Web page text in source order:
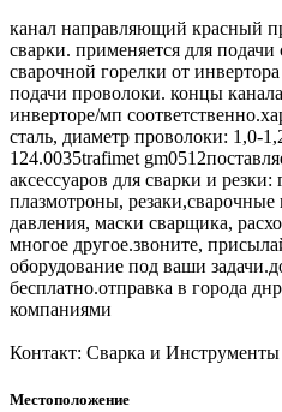
канал направляющий красный
сварки. применяется для
сварочной горелки от
подачи проволоки. концы
инверторе/мп
сталь, диаметр проволоки: 1,0-
124.0035trafimet
аксессуаров для сварки и
плазмотроны,
давления, маски сварщика,
многое другое.звоните,
оборудование под ваши
бесплатно.отправка в города
компаниями
Контакт: Сварка и Инструменты
Местоположение